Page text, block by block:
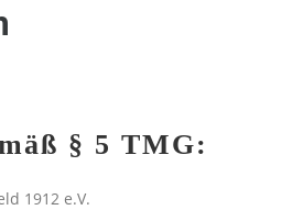
§ 5 TMG:
1912 e.V.